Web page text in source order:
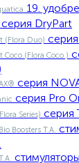
19.
серия DryPart
серия
серия Pro
серия